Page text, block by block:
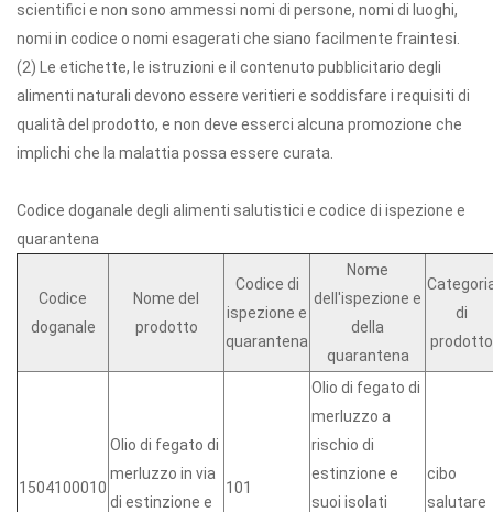
scientifici e non sono ammessi nomi di persone, nomi di luoghi,
nomi in codice o nomi esagerati che siano facilmente fraintesi.
(2) Le etichette, le istruzioni e il contenuto pubblicitario degli
alimenti naturali devono essere veritieri e soddisfare i requisiti di
qualità del prodotto, e non deve esserci alcuna promozione che
implichi che la malattia possa essere curata.
Codice doganale degli alimenti salutistici e codice di ispezione e
quarantena
Codice
doganale
Nome del
prodotto
Codice di
ispezione e
quarantena
Nome
dell'ispezione e
della
quarantena
di
prodotto
1504100010
Olio di fegato di
merluzzo in via
di estinzione e
101
Olio di fegato di
merluzzo a
rischio di
estinzione e
suoi isolati
cibo
salutare